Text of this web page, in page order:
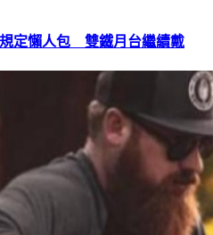
定懶人包 雙鐵月台繼續戴